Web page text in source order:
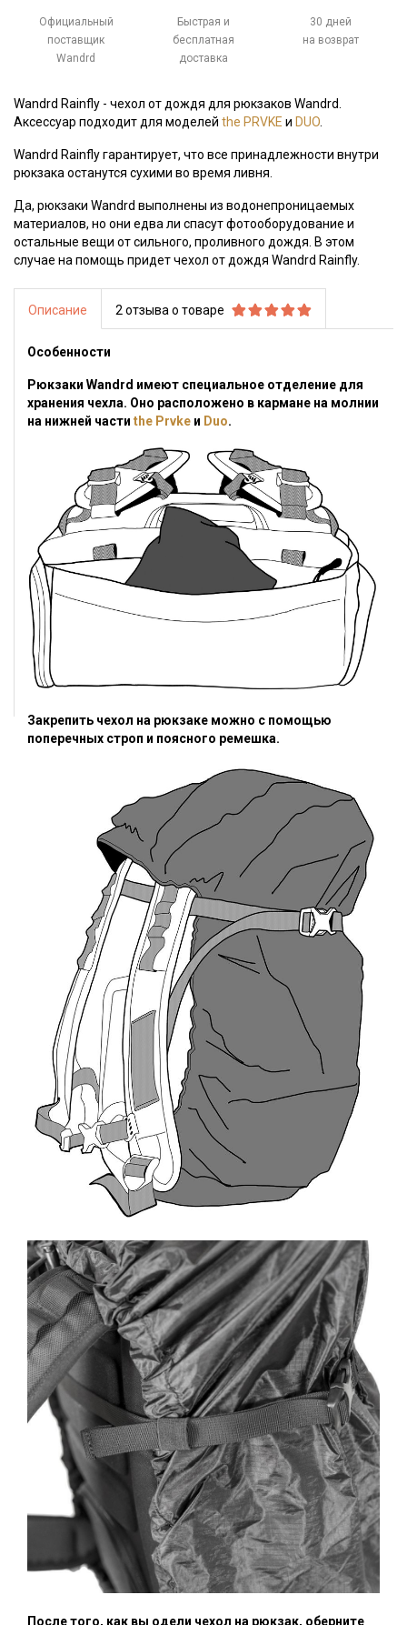
Официальный
поставщик
Wandrd
Быстрая и
бесплатная
доставка
30 дней
на возврат
Wandrd Rainfly - чехол от дождя для рюкзаков Wandrd.
Аксессуар подходит для моделей the PRVKE и DUO
Wandrd Rainfly гарантирует, что все принадлежности внутри
рюкзака останутся сухими во время ливня.
Да, рюкзаки Wandrd выполнены из водонепроницаемых
материалов, но они едва ли спасут фотооборудование и
остальные вещи от сильного, проливного дождя. В этом
случае на помощь придет чехол от дождя Wandrd Rainfly.
Описание 2 отзыва о товаре
Особенности
Рюкзаки Wandrd имеют специальное отделение для
хранения чехла. Оно расположено в кармане на молнии
на нижней части the Prvke и Duo.
Закрепить чехол на рюкзаке можно с помощью
поперечных строп и поясного ремешка.
После того, как вы одели чехол на рюкзак, оберните